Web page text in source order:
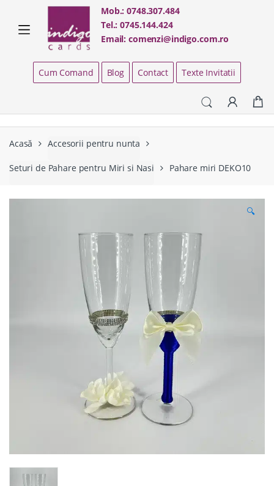
navigation
content
Mob.:0748.307.484
Tel.:0745.144.424
Email:comenzi@indigo.com.ro
Cum Comand Blog Contact Texte Invitatii
Acasă Accesorii pentru nunta
Seturi de Pahare pentru Miri si Nasi Pahare miri DEKO10
🔍